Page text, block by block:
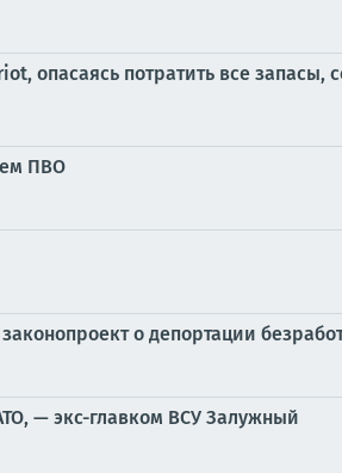
опасаясь потратить все запасы,
ПВО
о депортации
— экс-главком ВСУ Залужный